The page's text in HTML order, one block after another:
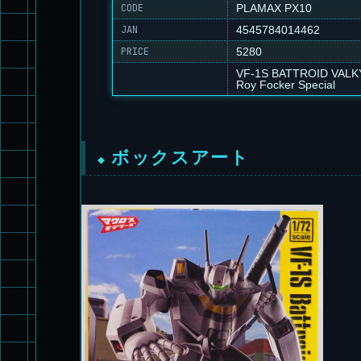
CODE
PLAMAX PX10
JAN
4545784014462
PRICE
5280
VF-1S BATTROID
Roy Focker Special
ボックスアート